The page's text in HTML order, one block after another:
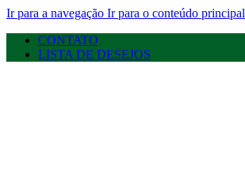
Ir para a navegação Ir para o conteúdo principal
CONTATO
LISTA DE DESEJOS